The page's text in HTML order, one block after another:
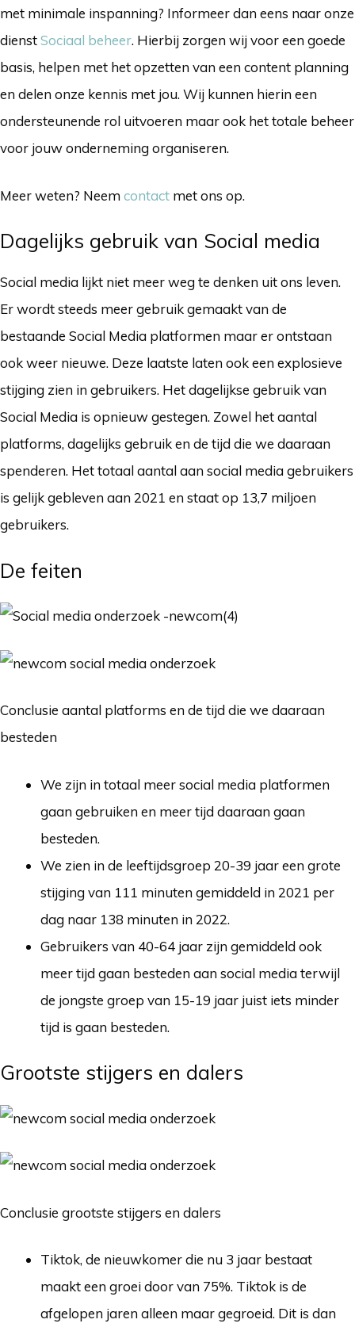
met minimale inspanning? Informeer dan eens naar onze
dienstSociaal beheer. Hierbij zorgen wij voor een goede
basis, helpen met het opzetten van een content planning
en delen onze kennis met jou. Wij kunnen hierin een
ondersteunende rol uitvoeren maar ook het totale beheer
voor jouw onderneming organiseren.
Meer weten? Neemcontact met ons op.
Dagelijks gebruik van Social media
Social media lijkt niet meer weg te denken uit ons leven.
Er wordt steeds meer gebruik gemaakt van de
bestaande Social Media platformen maar er ontstaan
ook weer nieuwe. Deze laatste laten ook een explosieve
stijging zien in gebruikers. Het dagelijkse gebruik van
Social Media is opnieuw gestegen. Zowel het aantal
platforms, dagelijks gebruik en de tijd die we daaraan
spenderen. Het totaal aantal aan social media gebruikers
is gelijk gebleven aan 2021 en staat op 13,7 miljoen
gebruikers.
De feiten
Conclusie aantal platforms en de tijd die we daaraan
besteden
We zijn in totaal meer social media platformen
gaan gebruiken en meer tijd daaraan gaan
besteden.
We zien in de leeftijdsgroep 20-39 jaar een grote
stijging van 111 minuten gemiddeld in 2021 per
dag naar 138 minuten in 2022.
Gebruikers van 40-64 jaar zijn gemiddeld ook
meer tijd gaan besteden aan social media terwijl
de jongste groep van 15-19 jaar juist iets minder
tijd is gaan besteden.
Grootste stijgers en dalers
Conclusie grootste stijgers en dalers
Tiktok, de nieuwkomer die nu 3 jaar bestaat
maakt een groei door van 75%. Tiktok is de
afgelopen jaren alleen maar gegroeid. Dit is dan